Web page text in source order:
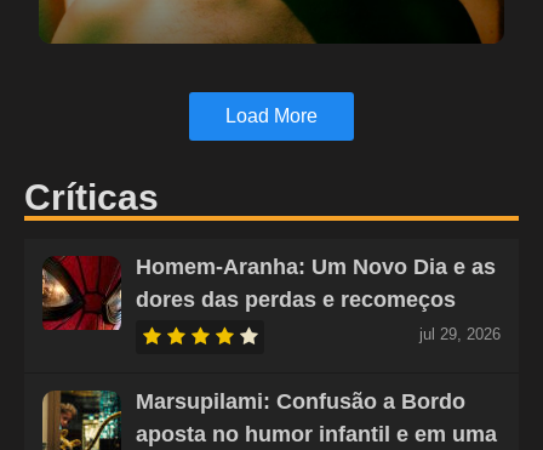
Load More
Críticas
Homem-Aranha: Um Novo Dia e as
dores das perdas e recomeços
jul 29, 2026
Marsupilami: Confusão a Bordo
aposta no humor infantil e em uma